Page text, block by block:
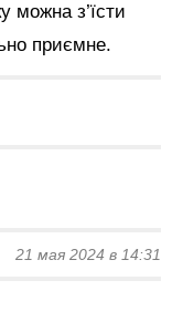
можна з’їсти
приємне.
21 мая 2024 в 14:31